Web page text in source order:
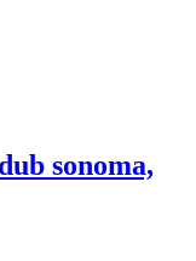
sonoma,